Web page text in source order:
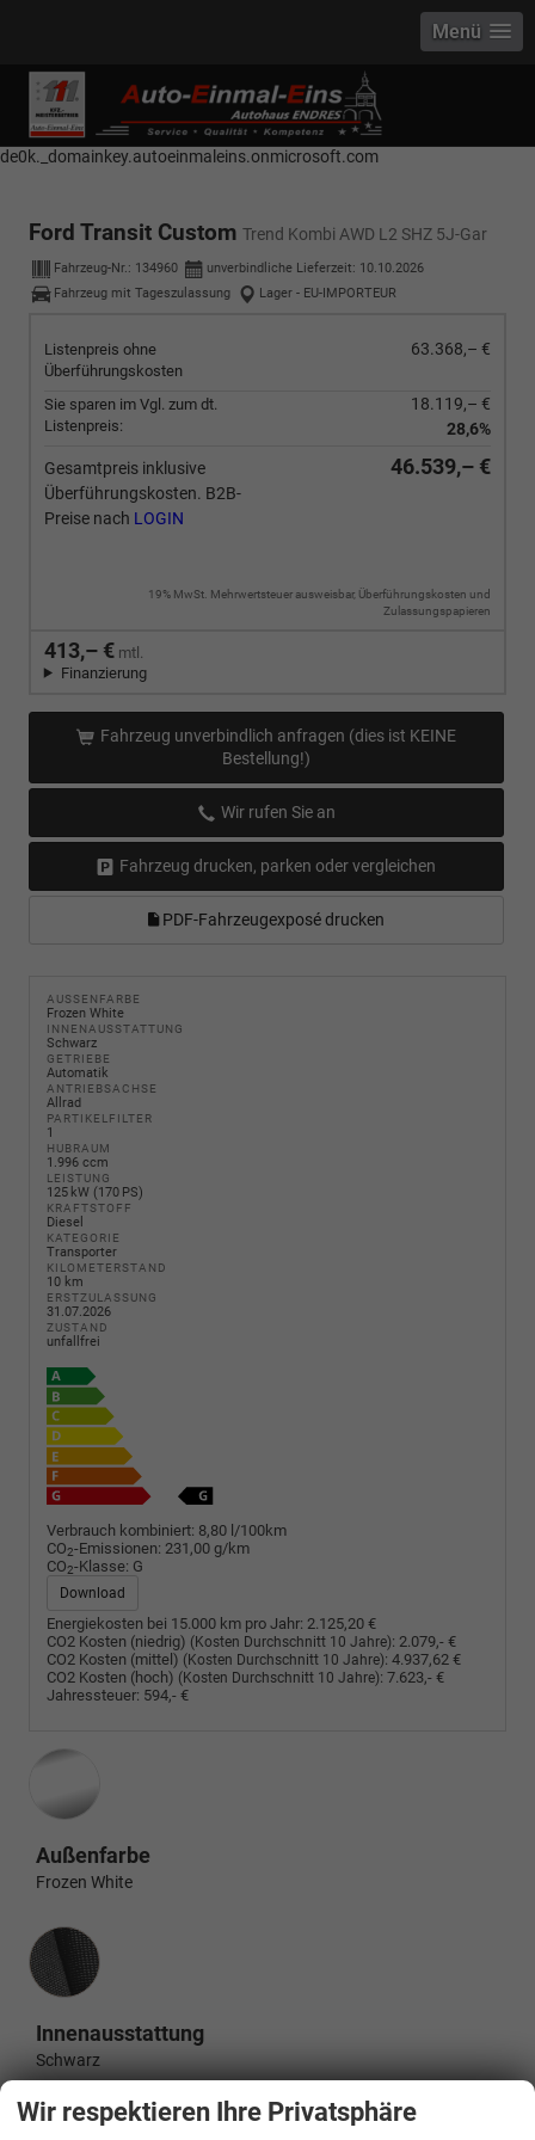
------------ Host Name : selector1._domainkey Points to address or value:
selector1-aee-de0k._domainkey.autoeinmaleins.onmicrosoft.com Host
Name : selector2._domainkey Points to address or value: selector2-aee-
de0k._domainkey.autoeinmaleins.onmicrosoft.com
Menü
Ford Transit Custom Trend Kombi AWD L2 SHZ 5J-Gar
Fahrzeug-Nr.: 134960 unverbindliche Lieferzeit: 10.10.2026
Fahrzeug mit Tageszulassung
Lager - EU-IMPORTEUR
Listenpreis ohne
Überführungskosten
63.368,– €
Sie sparen im Vgl. zum dt.
Listenpreis:
18.119,– €
28,6%
Gesamtpreis inklusive
Überführungskosten. B2B-
Preise nach LOGIN
46.539,– €
19% MwSt. Mehrwertsteuer ausweisbar, Überführungskosten und
Zulassungspapieren
413,– € mtl.
Finanzierung
Fahrzeug unverbindlich anfragen (dies ist KEINE
Bestellung!)
Wir rufen Sie an
Fahrzeug drucken, parken oder vergleichen
PDF-Fahrzeugexposé drucken
AUSSENFARBE
Frozen White
INNENAUSSTATTUNG
Schwarz
GETRIEBE
Automatik
ANTRIEBSACHSE
Allrad
PARTIKELFILTER
1
HUBRAUM
1.996 ccm
LEISTUNG
125 kW (170 PS)
KRAFTSTOFF
Diesel
KATEGORIE
Transporter
KILOMETERSTAND
10 km
ERSTZULASSUNG
31.07.2026
ZUSTAND
unfallfrei
Verbrauch kombiniert: 8,80 l/100km
CO2-Emissionen: 231,00 g/km
CO2-Klasse: G
Download
Energiekosten bei 15.000 km pro Jahr: 2.125,20 €
CO2 Kosten (niedrig) (Kosten Durchschnitt 10 Jahre): 2.079,- €
CO2 Kosten (mittel) (Kosten Durchschnitt 10 Jahre): 4.937,62 €
CO2 Kosten (hoch) (Kosten Durchschnitt 10 Jahre): 7.623,- €
Jahressteuer: 594,- €
Außenfarbe
Frozen White
Innenausstattung
Innenausstattung
Schwarz
Wir respektieren Ihre Privatsphäre